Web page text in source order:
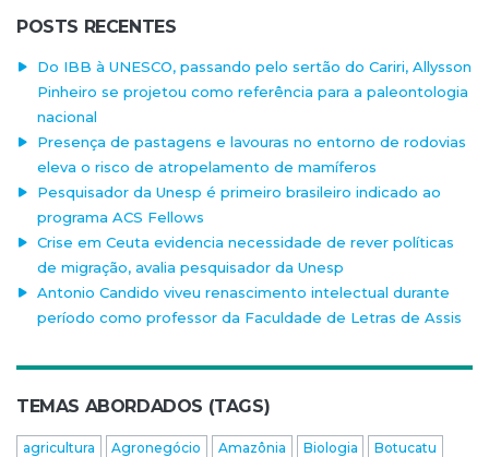
POSTS RECENTES
Do IBB à UNESCO, passando pelo sertão do Cariri, Allysson
Pinheiro se projetou como referência para a paleontologia
nacional
Presença de pastagens e lavouras no entorno de rodovias
eleva o risco de atropelamento de mamíferos
Pesquisador da Unesp é primeiro brasileiro indicado ao
programa ACS Fellows
Crise em Ceuta evidencia necessidade de rever políticas
de migração, avalia pesquisador da Unesp
Antonio Candido viveu renascimento intelectual durante
período como professor da Faculdade de Letras de Assis
TEMAS ABORDADOS (TAGS)
agricultura Agronegócio Amazônia Biologia
Botucatu